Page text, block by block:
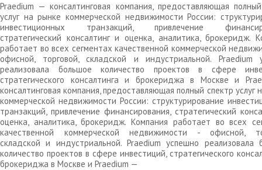
Praedium — консалтинговая компания, предоставляющая
услуг на рынке коммерческой недвижимости России:
инвестиционных транзакций, привлечение
стратегический консалтинг и оценка, аналитика, брокеридж.
работает во всех сегментах качественной коммерческой
офисной, торговой, складской и индустриальной. Praedium
реализовала большое количество проектов в сфере
стратегического консалтинга и брокериджа в Москве и
консалтинговая компания, предоставляющая полный спектр услуг
коммерческой недвижимости России: структурирование
транзакций, привлечение финансирования, стратегический
оценка, аналитика, брокеридж. Компания работает во всех
качественной коммерческой недвижимости - офисной,
складской и индустриальной. Praedium успешно реализовала
количество проектов в сфере инвестиций, стратегического
брокериджа в Москве и Praedium —